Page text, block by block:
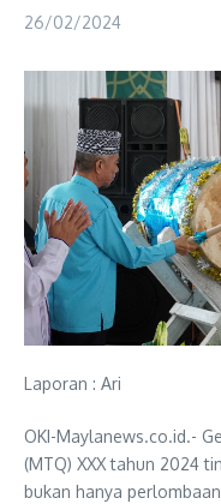
26/02/2024
Laporan : Ari
OKI-Maylanews.co.id.-
(MTQ) XXX tahun 2024
bukan hanya